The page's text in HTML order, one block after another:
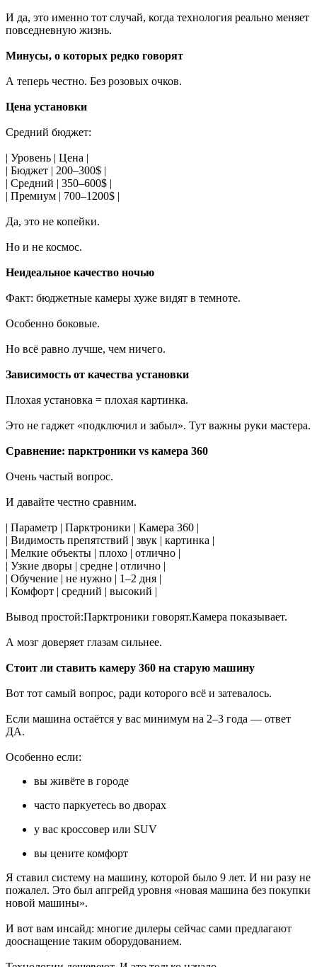
И да, это именно тот случай, когда технология реально меняет
повседневную жизнь.
Минусы, о которых редко говорят
А теперь честно. Без розовых очков.
Цена установки
Средний бюджет:
| Уровень | Цена |
| Бюджет | 200–300$ |
| Средний | 350–600$ |
| Премиум | 700–1200$ |
Да, это не копейки.
Но и не космос.
Неидеальное качество ночью
Факт: бюджетные камеры хуже видят в темноте.
Особенно боковые.
Но всё равно лучше, чем ничего.
Зависимость от качества установки
Плохая установка = плохая картинка.
Это не гаджет «подключил и забыл». Тут важны руки мастера.
Сравнение: парктроники vs камера 360
Очень частый вопрос.
И давайте честно сравним.
| Параметр | Парктроники | Камера 360 |
| Видимость препятствий | звук | картинка |
| Мелкие объекты | плохо | отлично |
| Узкие дворы | средне | отлично |
| Обучение | не нужно | 1–2 дня |
| Комфорт | средний | высокий |
Вывод простой:Парктроники говорят.Камера показывает.
А мозг доверяет глазам сильнее.
Стоит ли ставить камеру 360 на старую машину
Вот тот самый вопрос, ради которого всё и затевалось.
Если машина остаётся у вас минимум на 2–3 года — ответ
ДА.
Особенно если:
вы живёте в городе
часто паркуетесь во дворах
у вас кроссовер или SUV
вы цените комфорт
Я ставил систему на машину, которой было 9 лет. И ни разу не
пожалел. Это был апгрейд уровня «новая машина без покупки
новой машины».
И вот вам инсайд: многие дилеры сейчас сами предлагают
дооснащение таким оборудованием.